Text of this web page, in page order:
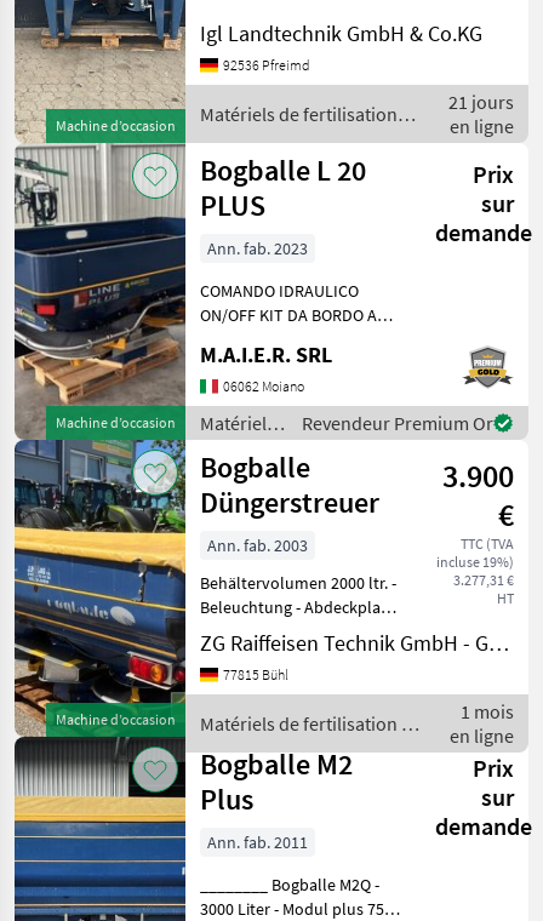
Machine d’occasion
Behälteraufsatz, elektrische
Schieberbetätigung,
Betriebsstundenzähler
________ Équipemen
Igl Landtechnik GmbH & Co.KG
92536 Pfreimd
Matériels de fertilisation et
irrigation / Bogballe
21 jours
en ligne
Machine d’occasion
Bogballe L 20
PLUS
Prix
sur
demande
Ann. fab. 2023
COMANDO IDRAULICO
ON/OFF KIT DA BORDO A
ESCLUSIONE DI UN DISCO
CARDANO Matériels de
fertilisation et irrigation
Distributeurs d’engrais
minéral
M.A.I.E.R. SRL
06062 Moiano
Matériels
de
fertilisation
et
irrigation
/ Bogballe
Revendeur Premium Or
Machine d’occasion
Bogballe
Düngerstreuer
3.900
€
TTC (TVA
incluse 19%)
3.277,31 €
HT
Ann. fab. 2003
Behältervolumen 2000 ltr. -
Beleuchtung - Abdeckplane
- automatische
Streumengenreg. -
Grenzstreueinrichtung -
Arbeitsbreite 24 m -
Streusystem: Schei
ZG Raiffeisen Technik GmbH - Gebrauchtmaschinenzentrum
77815 Bühl
Matériels de fertilisation et
irrigation / Bogballe
1 mois
en ligne
Bogballe M2
Plus
Prix
sur
demande
Ann. fab. 2011
________ Bogballe M2Q -
3000 Liter - Modul plus 750